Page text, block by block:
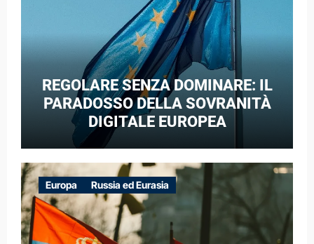
REGOLARE SENZA DOMINARE: IL
PARADOSSO DELLA SOVRANITÀ
DIGITALE EUROPEA
Europa Russia ed Eurasia